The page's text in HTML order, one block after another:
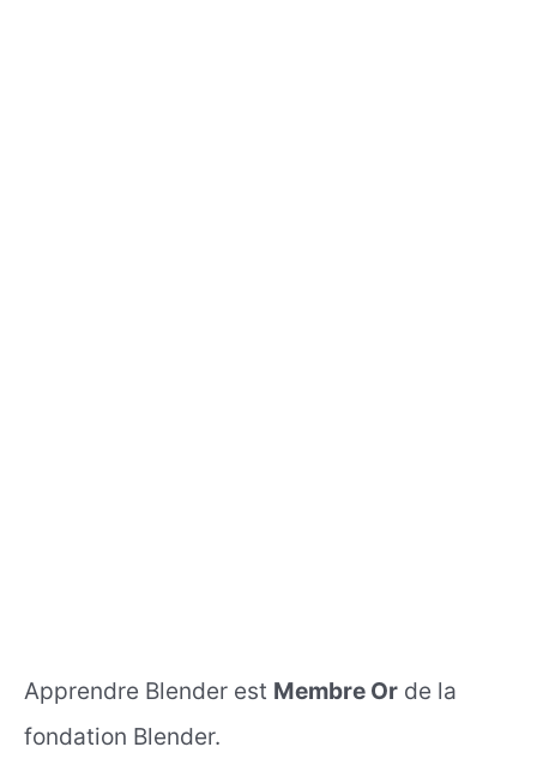
Apprendre Blender est Membre Or de la
fondation Blender.